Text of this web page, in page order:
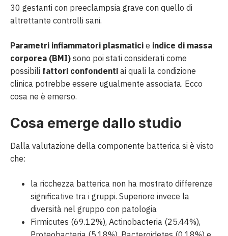
30 gestanti con preeclampsia grave con quello di
altrettante controlli sani.
Parametri infiammatori plasmatici e indice di massa
corporea (BMI) sono poi stati considerati come
possibili fattori confondenti ai quali la condizione
clinica potrebbe essere ugualmente associata. Ecco
cosa ne è emerso.
Cosa emerge dallo studio
Dalla valutazione della componente batterica si è visto
che:
la ricchezza batterica non ha mostrato differenze
significative tra i gruppi. Superiore invece la
diversità nel gruppo con patologia
Firmicutes (69.12%), Actinobacteria (25.44%),